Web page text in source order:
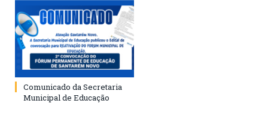
Comunicado da Secretaria
Municipal de Educação